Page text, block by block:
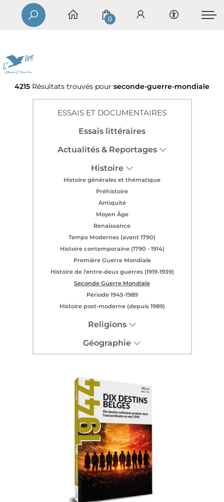
0
4215 Résultats trouvés pour seconde-guerre-mondiale
ESSAIS ET DOCUMENTAIRES
Essais littéraires
Actualités & Reportages
Histoire
Histoire générales et thématique
Préhistoire
Antiquité
Moyen Âge
Renaissance
Temps Modernes (avant 1790)
Histoire contemporaine (1790 - 1914)
Première Guerre Mondiale
Histoire de l'entre-deux guerres (1919-1939)
Seconde Guerre Mondiale
Période 1945-1989
Histoire post-moderne (depuis 1989)
Religions
Géographie